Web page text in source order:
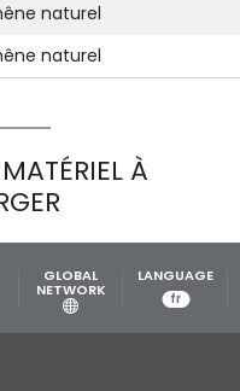
naturel
naturel
À
GLOBAL
NETWORK
LANGUAGE
fr